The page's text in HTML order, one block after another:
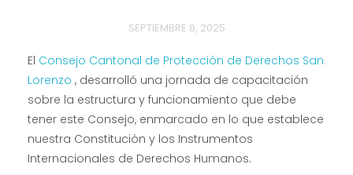
SEPTIEMBRE 8, 2025
El Consejo Cantonal de Protección de Derechos San
Lorenzo , desarrolló una jornada de capacitación
sobre la estructura y funcionamiento que debe
tener este Consejo, enmarcado en lo que establece
nuestra Constitución y los Instrumentos
Internacionales de Derechos Humanos.